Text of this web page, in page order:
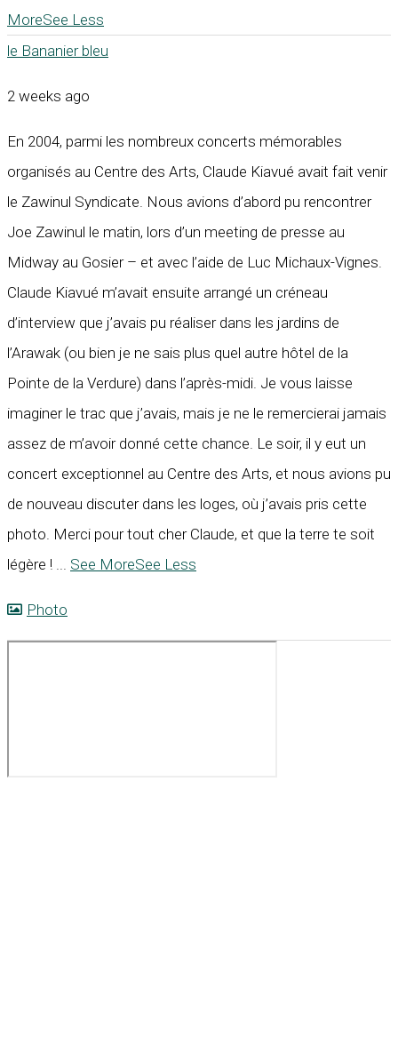
MoreSee Less
le Bananier bleu
2 weeks ago
En 2004, parmi les nombreux concerts mémorables
organisés au Centre des Arts, Claude Kiavué avait fait venir
le Zawinul Syndicate. Nous avions d’abord pu rencontrer
Joe Zawinul le matin, lors d’un meeting de presse au
Midway au Gosier – et avec l’aide de Luc Michaux-Vignes.
Claude Kiavué m’avait ensuite arrangé un créneau
d’interview que j’avais pu réaliser dans les jardins de
l’Arawak (ou bien je ne sais plus quel autre hôtel de la
Pointe de la Verdure) dans l’après-midi. Je vous laisse
imaginer le trac que j’avais, mais je ne le remercierai jamais
assez de m’avoir donné cette chance. Le soir, il y eut un
concert exceptionnel au Centre des Arts, et nous avions pu
de nouveau discuter dans les loges, où j’avais pris cette
photo. Merci pour tout cher Claude, et que la terre te soit
légère ! ... See MoreSee Less
Photo